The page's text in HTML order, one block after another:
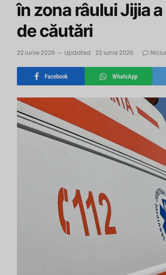
în zona râului Jijia
de căutări
22 iunie 2026 Updated: 22 iunie 2026
Facebook WhatsApp